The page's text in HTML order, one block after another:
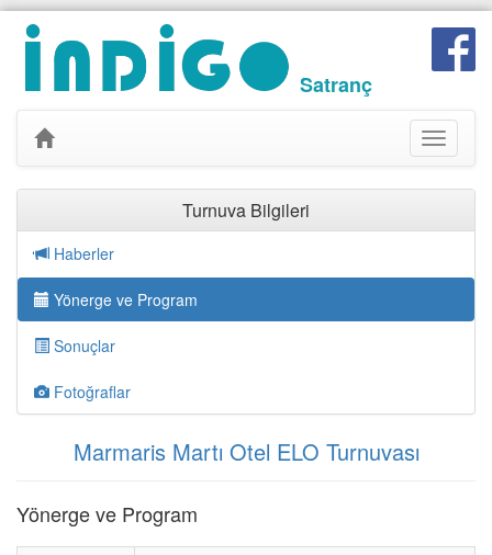
Satranç
Toggle
Turnuva Bilgileri
Haberler
Yönerge ve Program
Sonuçlar
Fotoğraflar
Marmaris Martı Otel ELO Turnuvası
Yönerge ve Program